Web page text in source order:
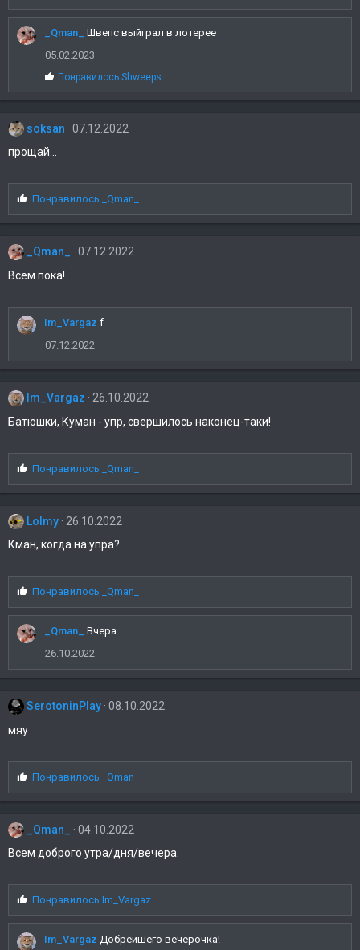
_Qman_
Швепс выйграл в лотерее
05.02.2023
С
м
а
ПонравилосьShweeps
soksan
07.12.2022
прощай...
С
и
м
а
т
:
Понравилось _Qman_
_Qman_
07.12.2022
Всем пока!
Im_Vargaz f
07.12.2022
Im_Vargaz
26.10.2022
Батюшки, Куман - упр, свершилось наконец-таки!
С
и
м
а
т
и
Понравилось _Qman_
Lolmy
26.10.2022
Кман, когда на упра?
С
и
м
п
и
:
Понравилось _Qman_
_Qman_
Вчера
26.10.2022
SerotoninPlay 08.10.2022
мяу
С
и
м
а
т
Понравилось _Qman_
_Qman_
04.10.2022
Всем доброго утра/дня/вечера.
С
и
м
п
Понравилось Im_Vargaz
Im_Vargaz Добрейшего вечерочка!